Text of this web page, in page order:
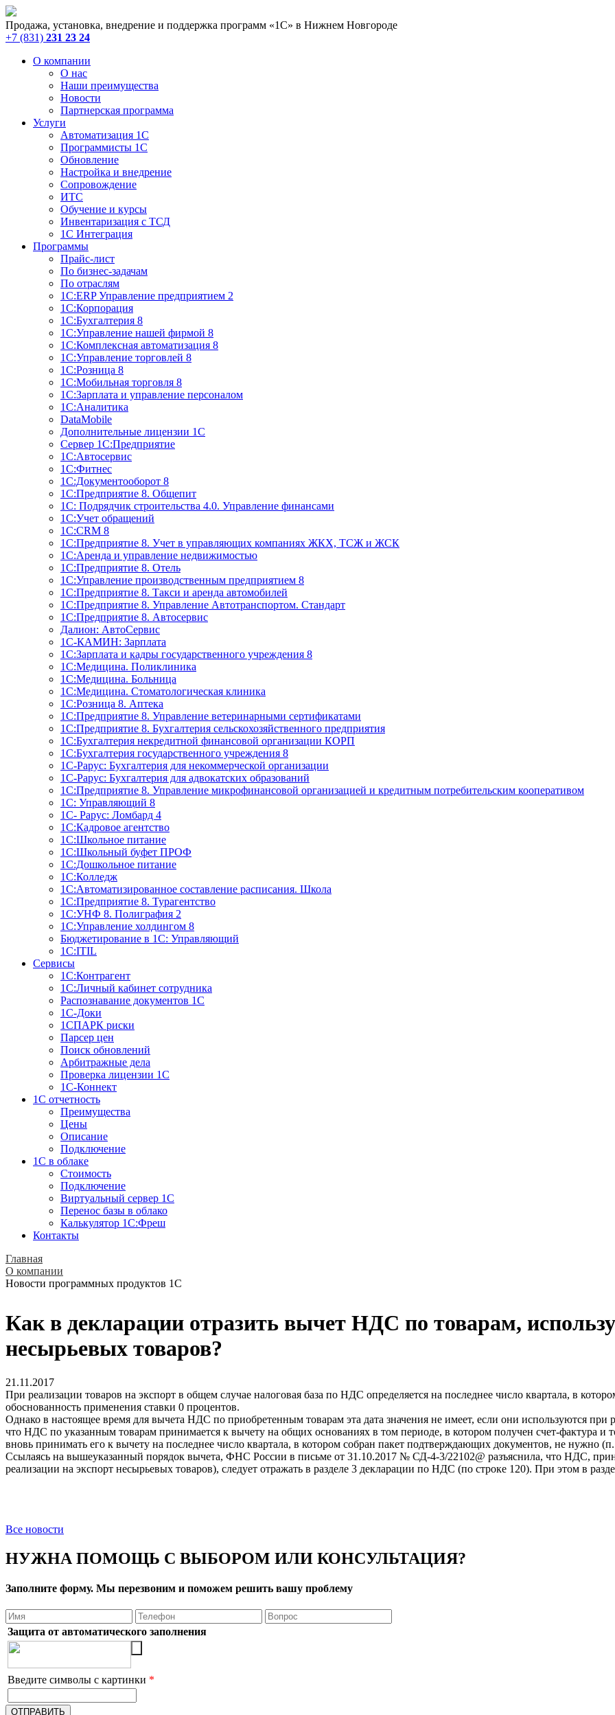
Продажа, установка, внедрение и поддержка программ «1С» в Нижнем Новгороде
+7 (831) 231 23 24
О компании
О нас
Наши преимущества
Новости
Партнерская программа
Услуги
Автоматизация 1С
Программисты 1С
Обновление
Настройка и внедрение
Сопровождение
ИТС
Обучение и курсы
Инвентаризация с ТСД
1С Интеграция
Программы
Прайс-лист
По бизнес-задачам
По отраслям
1C:ERP Управление предприятием 2
1С:Корпорация
1С:Бухгалтерия 8
1С:Управление нашей фирмой 8
1С:Комплексная автоматизация 8
1С:Управление торговлей 8
1С:Розница 8
1С:Мобильная торговля 8
1С:Зарплата и управление персоналом
1С:Аналитика
DataMobile
Дополнительные лицензии 1С
Сервер 1С:Предприятие
1С:Автосервис
1С:Фитнес
1С:Документооборот 8
1С:Предприятие 8. Общепит
1С: Подрядчик строительства 4.0. Управление финансами
1С:Учет обращений
1C:CRM 8
1С:Предприятие 8. Учет в управляющих компаниях ЖКХ, ТСЖ и ЖСК
1С:Аренда и управление недвижимостью
1С:Предприятие 8. Отель
1C:Управление производственным предприятием 8
1C:Предприятие 8. Такси и аренда автомобилей
1С:Предприятие 8. Управление Автотранспортом. Стандарт
1C:Предприятие 8. Автосервис
Далион: АвтоСервис
1С-КАМИН: Зарплата
1С:Зарплата и кадры государственного учреждения 8
1С:Медицина. Поликлиника
1С:Медицина. Больница
1С:Медицина. Стоматологическая клиника
1С:Розница 8. Аптека
1C:Предприятие 8. Управление ветеринарными сертификатами
1С:Предприятие 8. Бухгалтерия сельскохозяйственного предприятия
1C:Бухгалтерия некредитной финансовой организации КОРП
1С:Бухгалтерия государственного учреждения 8
1С-Рарус: Бухгалтерия для некоммерческой организации
1С-Рарус: Бухгалтерия для адвокатских образований
1С:Предприятие 8. Управление микрофинансовой организацией и кредитным потребительским кооперативом
1С: Управляющий 8
1С- Рарус: Ломбард 4
1С:Кадровое агентство
1С:Школьное питание
1С:Школьный буфет ПРОФ
1C:Дошкольное питание
1С:Колледж
1С:Автоматизированное составление расписания. Школа
1С:Предприятие 8. Турагентство
1С:УНФ 8. Полиграфия 2
1С:Управление холдингом 8
Бюджетирование в 1С: Управляющий
1С:ITIL
Сервисы
1C:Контрагент
1С:Личный кабинет сотрудника
Распознавание документов 1С
1С-Доки
1CПАРК риски
Парсер цен
Поиск обновлений
Арбитражные дела
Проверка лицензии 1С
1С-Коннект
1C отчетность
Преимущества
Цены
Описание
Подключение
1С в облаке
Стоимость
Подключение
Виртуальный сервер 1С
Перенос базы в облако
Калькулятор 1С:Фреш
Контакты
Главная
О компании
Новости программных продуктов 1С
Как в декларации отразить вычет НДС по товарам,
несырьевых товаров?
21.11.2017
При реализации товаров на экспорт в общем случае налоговая база по НДС определяется на последнее число квартала, в
обоснованность применения ставки 0 процентов.
Однако в настоящее время для вычета НДС по приобретенным товарам эта дата значения не имеет, если они используются при
что НДС по указанным товарам принимается к вычету на общих основаниях в том периоде, в котором получен счет-фактура и
вновь принимать его к вычету на последнее число квартала, в котором собран пакет подтверждающих документов, не нужно
Ссылаясь на вышеуказанный порядок вычета, ФНС России в письме от 31.10.2017 № СД-4-3/22102@ разъяснила, что НДС,
реализации на экспорт несырьевых товаров), следует отражать в разделе 3 декларации по НДС (по строке 120). При этом в
Все новости
НУЖНА ПОМОЩЬ С ВЫБОРОМ ИЛИ КОНСУЛЬТАЦИЯ?
Заполните форму. Мы перезвоним и поможем решить вашу проблему
Защита от автоматического заполнения
Введите символы с картинки *